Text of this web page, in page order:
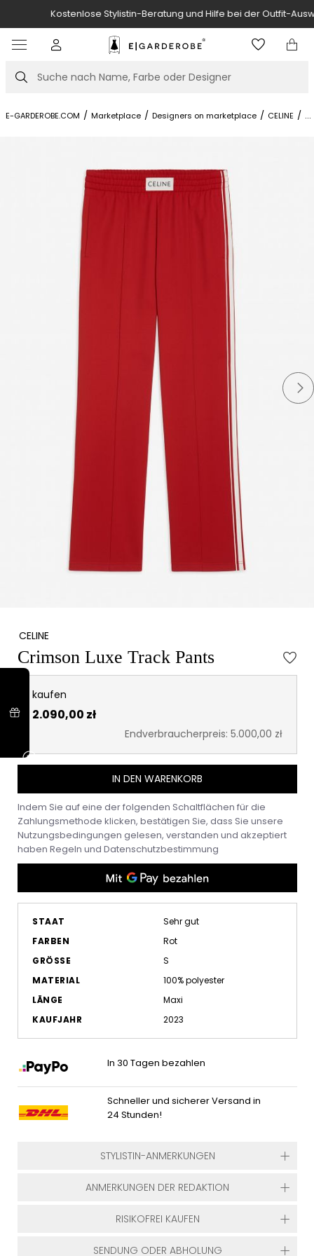
Kostenlose Stylistin-Beratung und Hilfe bei der Outfit-Auswahl.
Suche
E-GARDEROBE.COM / Marketplace / Designers on marketplace / CELINE / ...
CELINE
Crimson Luxe Track Pants
kaufen
2.090,00 zł
Endverbraucherpreis: 5.000,00 zł
IN DEN WARENKORB
Indem Sie auf eine der folgenden Schaltflächen für die
Zahlungsmethode klicken, bestätigen Sie, dass Sie unsere
Nutzungsbedingungen gelesen, verstanden und akzeptiert
haben Regeln und Datenschutzbestimmung
STAAT
Sehr gut
FARBEN
Rot
GRÖSSE
S
MATERIAL
100% polyester
LÄNGE
Maxi
KAUFJAHR
2023
In 30 Tagen bezahlen
Schneller und sicherer Versand in
24 Stunden!
STYLISTIN-ANMERKUNGEN
ANMERKUNGEN DER REDAKTION
RISIKOFREI KAUFEN
SENDUNG ODER ABHOLUNG